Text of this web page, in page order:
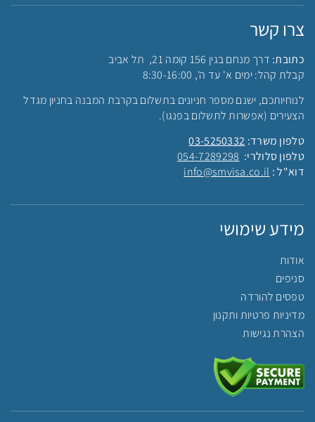
צרו קשר
כתובת: דרך מנחם בגין 156 קומה 21, תל אביב
קבלת קהל: ימים א' עד ה', 8:30-16:00
לנוחיותכם, ישנם מספר חניונים בתשלום בקרבת המבנה בחניון מגדל
הצעירים (אפשרות לתשלום בפנגו).
טלפון משרד: 03-5250332
טלפון סלולרי: 054-7289298
דוא"ל : info@smvisa.co.il
מידע שימושי
אודות
סניפים
טפסים להורדה
מדיניות פרטיות ותקנון
הצהרת נגישות